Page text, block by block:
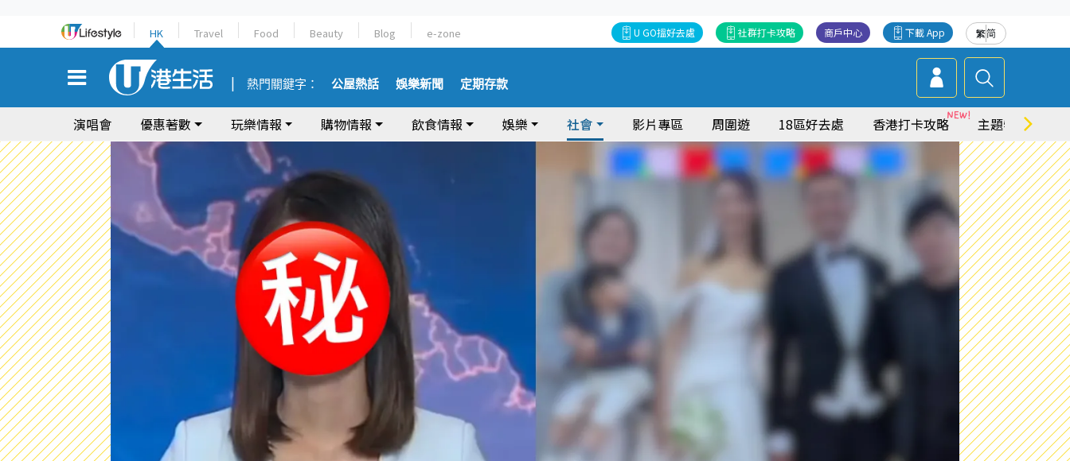
HK Travel Food Beauty Blog e-zone 繁简
下載 App
商戶中心
社群打卡攻略
U GO搵好去處
熱門關鍵字： 公屋熱話 娛樂新聞 定期存款
演唱會 優惠著數 玩樂情報 購物情報 飲食情報 娛樂 社會 影片專區 周圍遊 18區好去處 香港打卡攻略 主題特集